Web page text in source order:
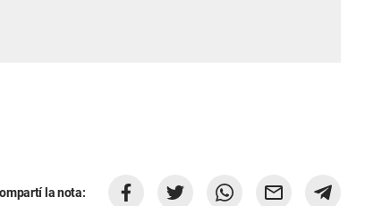
la nota: